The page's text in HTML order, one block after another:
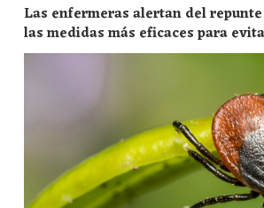
Las enfermeras alertan del
las medidas más eficaces para